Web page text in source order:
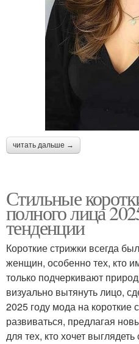
читать дальше →
Стильные
полного лица
тенденции
Короткие стрижки всегда
женщин, особенно тех, кто
только подчеркивают
визуально вытянуть лицо,
2025 году мода на короткие
развиваться, предлагая
для тех, кто хочет